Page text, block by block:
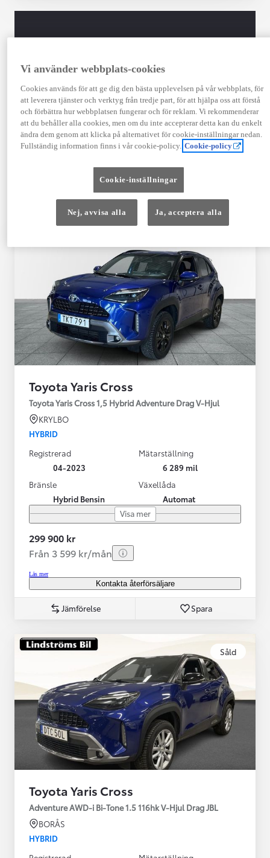
TOYOTA APPROVED
USED
Garanti upp till 10 år eller 20 000 mil – i
kombination med Toyota Relax
12 månaders vägassistans
Toyota Yaris Cross
Toyota Yaris Cross 1,5 Hybrid Adventure Drag V-Hjul
KRYLBO
HYBRID
Registrerad
04-2023
Mätarställning
6 289 mil
Bränsle
Hybrid Bensin
Växellåda
Automat
Visa mer
299 900 kr
Från 3 599 kr/mån
Läs mer
Kontakta återförsäljare
Jämförelse Spara
Såld
Toyota Yaris Cross
Adventure AWD-i Bi-Tone 1.5 116hk V-Hjul Drag JBL
BORÅS
HYBRID
Vi använder webbplats-cookies
Cookies används för att ge dig den bästa upplevelsen på vår webbplats, för
att leverera tjänster och verktyg från tredje part, för att hjälpa oss att förstå
och förbättra hur webbplatsen fungerar och för reklam. Vi rekommenderar
att du behåller alla cookies, men om du inte accepterar detta kan du enkelt
ändra dem genom att klicka på alternativet för cookie-inställningar nedan.
Fullständig information finns i vår cookie-policy. Cookie-policy
Cookie-inställningar
Nej, avvisa alla Ja, acceptera alla